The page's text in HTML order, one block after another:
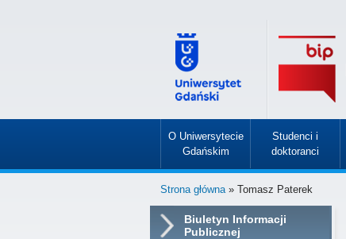
O Uniwersytecie
Gdańskim
»
Studenci i
doktoranci
»
Strona główna» Tomasz Paterek
Biuletyn Informacji
Publicznej